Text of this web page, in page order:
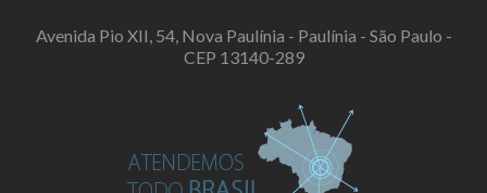
Avenida Pio XII, 54, Nova Paulínia - Paulínia - São Paulo -
CEP 13140-289